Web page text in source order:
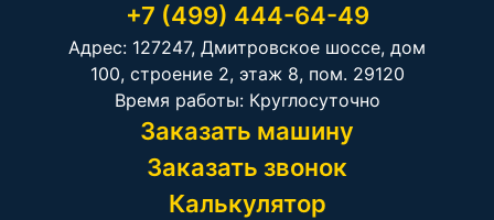
+7 (499) 444-64-49
Адрес: 127247, Дмитровское шоссе, дом
100, строение 2, этаж 8, пом. 29120
Время работы: Круглосуточно
Заказать машину
Заказать звонок
Калькулятор